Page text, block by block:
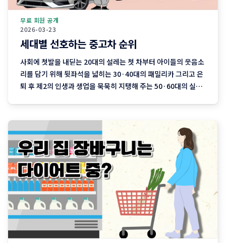
2026-03-23
무료 회원 공개
세대별 선호하는 중고차 순위
사회에 첫발을 내딛는 20대의 설레는 첫 차부터 아이들의 웃음소
리를 담기 위해 뒷좌석을 넓히는 30·40대의 패밀리카 그리고 은
퇴 후 제2의 인생과 생업을 묵묵히 지탱해 주는 50·60대의 실용
의 모습이 고스란히 담겨 있습니다. 연령대에 따라